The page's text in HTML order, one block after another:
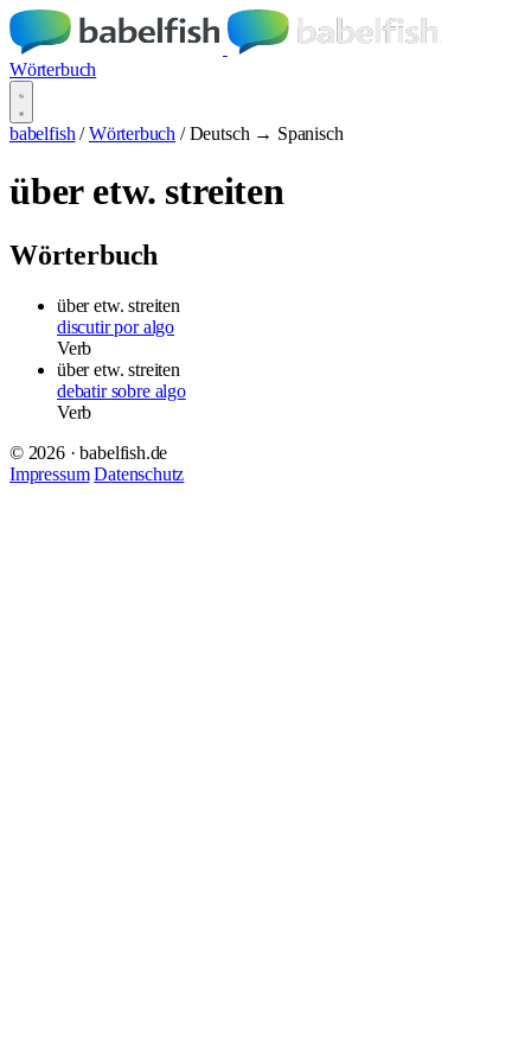
Wörterbuch
babelfish / Wörterbuch / Deutsch → Spanisch
über etw. streiten
Wörterbuch
über etw. streiten
discutir por algo
Verb
über etw. streiten
debatir sobre algo
Verb
© 2026 · babelfish.de
Impressum Datenschutz